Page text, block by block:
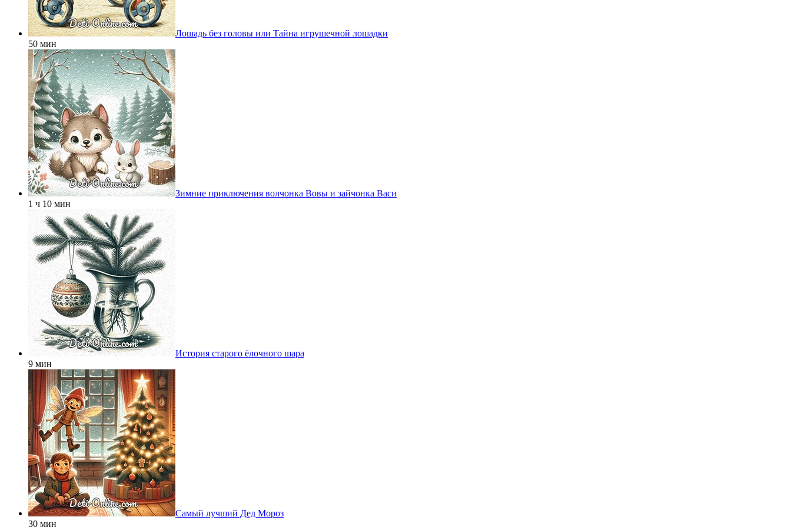
Лошадь без головы или Тайна игрушечной лошадки
50 мин
Зимние приключения волчонка Вовы и зайчонка Васи
1 ч 10 мин
История старого ёлочного шара
9 мин
Самый лучший Дед Мороз
30 мин